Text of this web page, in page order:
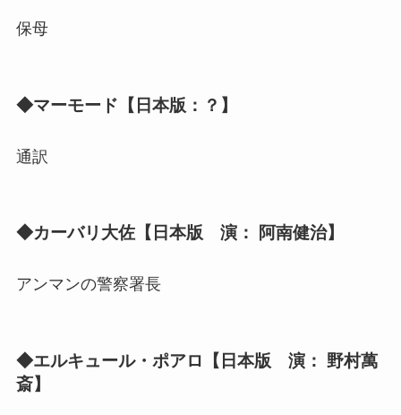
保母
◆マーモード【日本版：？】
通訳
◆カーバリ大佐【日本版 演： 阿南健治】
アンマンの警察署長
◆エルキュール・ポアロ【日本版 演： 野村萬
斎】